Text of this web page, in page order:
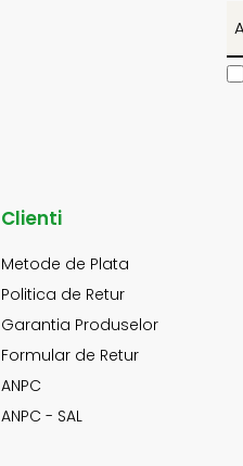
Clienti
Metode de Plata
Politica de Retur
Garantia Produselor
Formular de Retur
ANPC
ANPC - SAL